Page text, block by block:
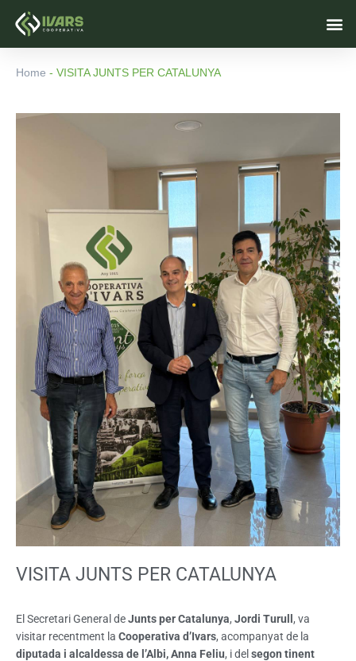
Home - VISITA JUNTS PER CATALUNYA
VISITA JUNTS PER CATALUNYA
El Secretari General deJunts per Catalunya, Jordi Turull , va
visitar recentment la Cooperativa d’Ivars, acompanyat de la
diputada i alcaldessa de l’Albi, Anna Feliu, i del segon tinent